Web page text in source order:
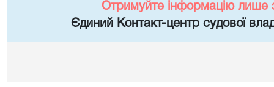
Отримуйте інформацію лише
Єдиний Контакт-центр судової